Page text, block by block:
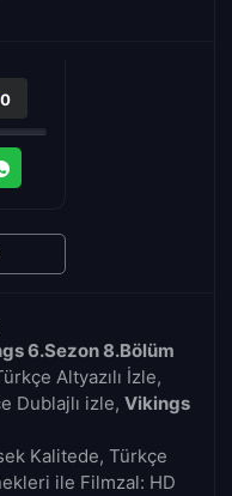
6.Sezon 8.Bölüm
Altyazılı İzle,
Dublajlı izle, Vikings
Kalitede, Türkçe
ile Filmzal: HD
0